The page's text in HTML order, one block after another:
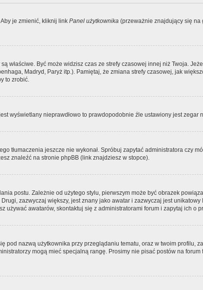
je zmienić, kliknij link Panel użytkownika (przeważnie znajdujący się na
właściwe. Być może widzisz czas ze strefy czasowej innej niż Twoja.
Madryd, Paryż itp.). Pamiętaj, że zmiana strefy czasowej, jak
to zrobić.
wyświetlany nieprawdłowo to prawdopodobnie źle ustawiony jest zegar
tłumaczenia jeszcze nie wykonał. Spróbuj zapytać administratora czy
znaleźć na stronie phpBB (link znajdziesz w stopce).
postu. Zależnie od użytego stylu, pierwszym może być obrazek
zazwyczaj większy, jest znany jako awatar i zazwyczaj jest
używać awatarów, skontaktuj się z administratorami forum i zapytaj ich o
pod nazwą użytkownika przy przeglądaniu tematu, oraz w twoim profilu,
mogą mieć specjalną rangę. Prosimy nie pisać postów na